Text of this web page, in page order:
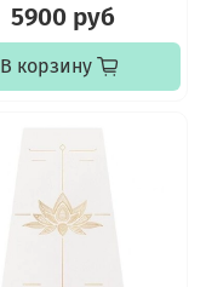
5900 руб
В корзину